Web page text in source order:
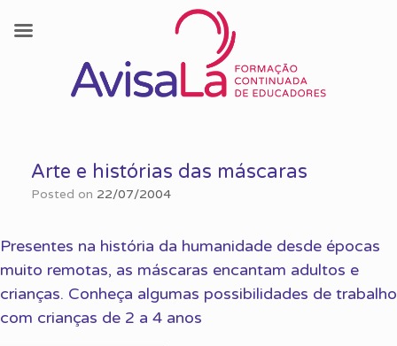
contentArte e histórias das máscaras
Posted on 22/07/2004
Presentes na história da humanidade desde épocas
muito remotas, as máscaras encantam adultos e
crianças. Conheça algumas possibilidades de trabalho
com crianças de 2 a 4 anos